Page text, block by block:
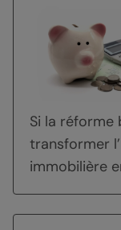
Si la réforme
transformer
immobilière